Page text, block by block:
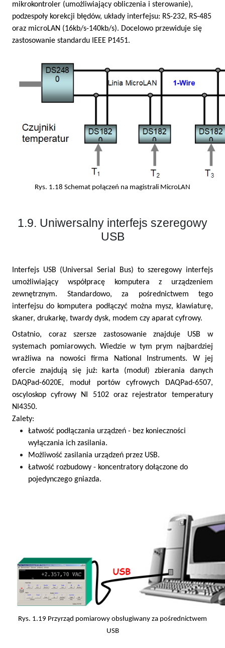
mikrokontroler (umożliwiający obliczenia i sterowanie),
podzespoły korekcji błędów, układy interfejsu: RS-232, RS-485
oraz microLAN (16kb/s-140kb/s). Docelowo przewiduje się
zastosowanie standardu IEEE P1451.
Rys. 1.18 Schemat połączeń na magistrali MicroLAN
1.9. Uniwersalny interfejs szeregowy
USB
Interfejs USB (Universal Serial Bus) to szeregowy interfejs
umożliwiający współpracę komputera z urządzeniem
zewnętrznym. Standardowo, za pośrednictwem tego
interfejsu do komputera podłączyć można mysz, klawiaturę,
skaner, drukarkę, twardy dysk, modem czy aparat cyfrowy.
Ostatnio, coraz szersze zastosowanie znajduje USB w
systemach pomiarowych. Wiedzie w tym prym najbardziej
wrażliwa na nowości firma National Instruments. W jej
ofercie znajdują się już: karta (moduł) zbierania danych
DAQPad-6020E, moduł portów cyfrowych DAQPad-6507,
oscyloskop cyfrowy NI 5102 oraz rejestrator temperatury
NI4350.
Zalety:
Łatwość podłączania urządzeń - bez konieczności
wyłączania ich zasilania.
Możliwość zasilania urządzeń przez USB.
Łatwość rozbudowy - koncentratory dołączone do
pojedynczego gniazda.
Rys. 1.19 Przyrząd pomiarowy obsługiwany za pośrednictwem
USB